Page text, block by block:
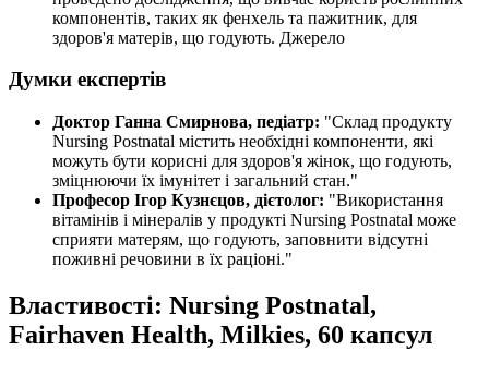
компонентів, таких як фенхель та пажитник, для
здоров'я матерів, що годують. Джерело
Думки експертів
Доктор Ганна Смирнова, педіатр: "Склад продукту
Nursing Postnatal містить необхідні компоненти, які
можуть бути корисні для здоров'я жінок, що годують,
зміцнюючи їх імунітет і загальний стан."
Професор Ігор Кузнєцов, дієтолог: "Використання
вітамінів і мінералів у продукті Nursing Postnatal може
сприяти матерям, що годують, заповнити відсутні
поживні речовини в їх раціоні."
Властивості: Nursing Postnatal,
Fairhaven Health, Milkies, 60 капсул